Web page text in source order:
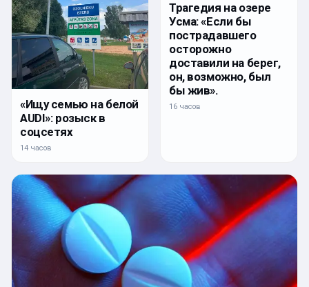
«Ищу семью на белой
AUDI»: розыск в
соцсетях
14 часов
Трагедия на озере
Усма: «Если бы
пострадавшего
осторожно
доставили на берег,
он, возможно, был
бы жив».
16 часов